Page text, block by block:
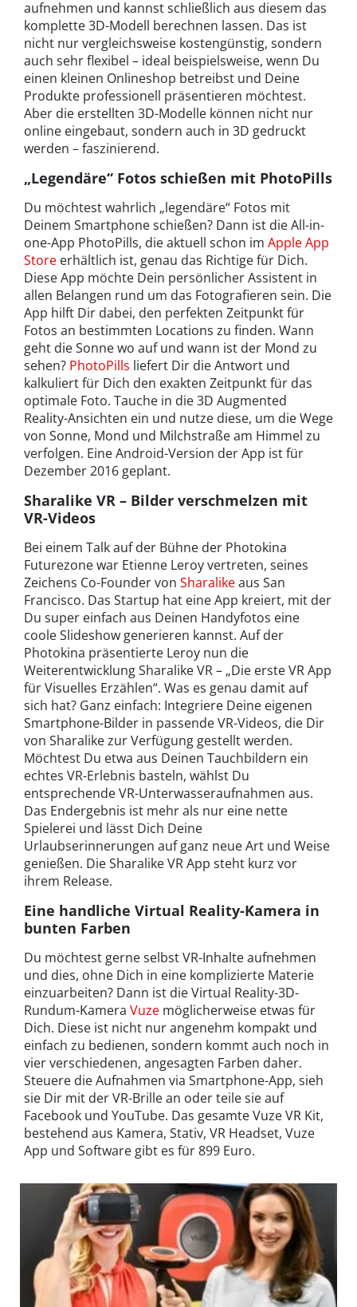
aufnehmen und kannst schließlich aus diesem das
komplette 3D-Modell berechnen lassen. Das ist
nicht nur vergleichsweise kostengünstig, sondern
auch sehr flexibel – ideal beispielsweise, wenn Du
einen kleinen Onlineshop betreibst und Deine
Produkte professionell präsentieren möchtest.
Aber die erstellten 3D-Modelle können nicht nur
online eingebaut, sondern auch in 3D gedruckt
werden – faszinierend.
„Legendäre“ Fotos schießen mit PhotoPills
Du möchtest wahrlich „legendäre“ Fotos mit
Deinem Smartphone schießen? Dann ist die All-in-
one-App PhotoPills, die aktuell schon im Apple App
Store erhältlich ist, genau das Richtige für Dich.
Diese App möchte Dein persönlicher Assistent in
allen Belangen rund um das Fotografieren sein. Die
App hilft Dir dabei, den perfekten Zeitpunkt für
Fotos an bestimmten Locations zu finden. Wann
geht die Sonne wo auf und wann ist der Mond zu
sehen? PhotoPills liefert Dir die Antwort und
kalkuliert für Dich den exakten Zeitpunkt für das
optimale Foto. Tauche in die 3D Augmented
Reality-Ansichten ein und nutze diese, um die Wege
von Sonne, Mond und Milchstraße am Himmel zu
verfolgen. Eine Android-Version der App ist für
Dezember 2016 geplant.
Sharalike VR – Bilder verschmelzen mit
VR-Videos
Bei einem Talk auf der Bühne der Photokina
Futurezone war Etienne Leroy vertreten, seines
Zeichens Co-Founder von Sharalikeaus San
Francisco. Das Startup hat eine App kreiert, mit der
Du super einfach aus Deinen Handyfotos eine
coole Slideshow generieren kannst. Auf der
Photokina präsentierte Leroy nun die
Weiterentwicklung Sharalike VR – „Die erste VR App
für Visuelles Erzählen“. Was es genau damit auf
sich hat? Ganz einfach: Integriere Deine eigenen
Smartphone-Bilder in passende VR-Videos, die Dir
von Sharalike zur Verfügung gestellt werden.
Möchtest Du etwa aus Deinen Tauchbildern ein
echtes VR-Erlebnis basteln, wählst Du
entsprechende VR-Unterwasseraufnahmen aus.
Das Endergebnis ist mehr als nur eine nette
Spielerei und lässt Dich Deine
Urlaubserinnerungen auf ganz neue Art und Weise
genießen. Die Sharalike VR App steht kurz vor
ihrem Release.
Eine handliche Virtual Reality-Kamera in
bunten Farben
Du möchtest gerne selbst VR-Inhalte aufnehmen
und dies, ohne Dich in eine komplizierte Materie
einzuarbeiten? Dann ist die Virtual Reality-3D-
Rundum-Kamera Vuze möglicherweise etwas für
Dich. Diese ist nicht nur angenehm kompakt und
einfach zu bedienen, sondern kommt auch noch in
vier verschiedenen, angesagten Farben daher.
Steuere die Aufnahmen via Smartphone-App, sieh
sie Dir mit der VR-Brille an oder teile sie auf
Facebook und YouTube. Das gesamte Vuze VR Kit,
bestehend aus Kamera, Stativ, VR Headset, Vuze
App und Software gibt es für 899 Euro.